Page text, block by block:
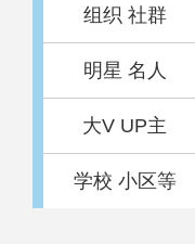
组织 社群
明星 名人
大V UP主
学校 小区等